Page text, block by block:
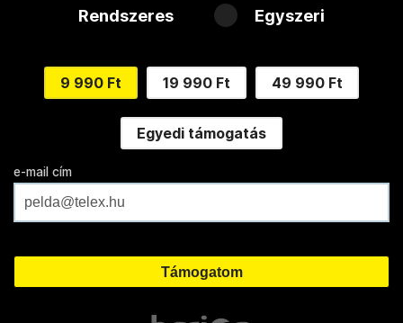
Rendszeres Egyszeri
9 990 Ft 19 990 Ft 49 990 Ft
Egyedi támogatás
e-mail cím